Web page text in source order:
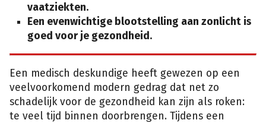
vaatziekten.
Een evenwichtige blootstelling aan zonlicht is
goed voor je gezondheid.
Een medisch deskundige heeft gewezen op een
veelvoorkomend modern gedrag dat net zo
schadelijk voor de gezondheid kan zijn als roken:
te veel tijd binnen doorbrengen. Tijdens een